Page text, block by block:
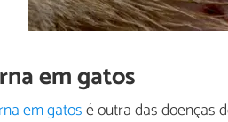
em gatos
em gatosé outra das doenças